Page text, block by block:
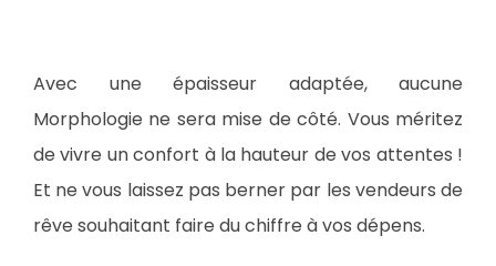
Avec une épaisseur adaptée, aucune
Morphologie ne sera mise de côté. Vous méritez
de vivre un confort à la hauteur de vos attentes !
Et ne vous laissez pas berner par les vendeurs de
rêve souhaitant faire du chiffre à vos dépens.